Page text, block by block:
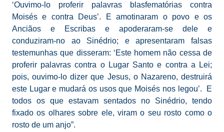
‘Ouvimo-lo proferir palavras blasfematórias contra
Moisés e contra Deus’. E amotinaram o povo e os
Anciãos e Escribas e apoderaram-se dele e
conduziram-no ao Sinédrio; e apresentaram falsas
testemunhas que disseram: ‘Este homem não cessa de
proferir palavras contra o Lugar Santo e contra a Lei;
pois, ouvimo-lo dizer que Jesus, o Nazareno, destruirá
este Lugar e mudará os usos que Moisés nos legou’. E
todos os que estavam sentados no Sinédrio, tendo
fixado os olhares sobre ele, viram o seu rosto como o
rosto de um anjo”.